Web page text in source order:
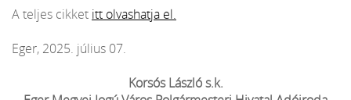
A teljes cikket itt olvashatja el.
Eger, 2025. július 07.
Korsós László s.k.